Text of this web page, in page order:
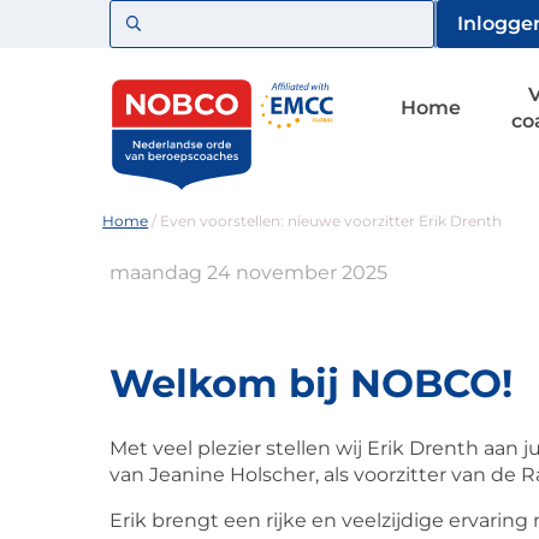
Zoeken
Home
Home / Even voorstellen: nieuwe voorzitter Erik Drenth
maandag 24 november 2025
Welkom bij NOBCO!
Met veel plezier stellen wij Erik Drenth aan
van Jeanine Holscher, als voorzitter van de
Erik brengt een rijke en veelzijdige